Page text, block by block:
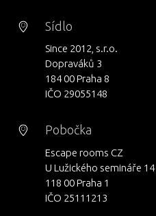
Sídlo
Since 2012, s.r.o.
Dopraváků 3
184 00 Praha 8
IČO 29055148
Pobočka
Escape rooms CZ
U Lužického semináře 14
118 00 Praha 1
IČO 25111213